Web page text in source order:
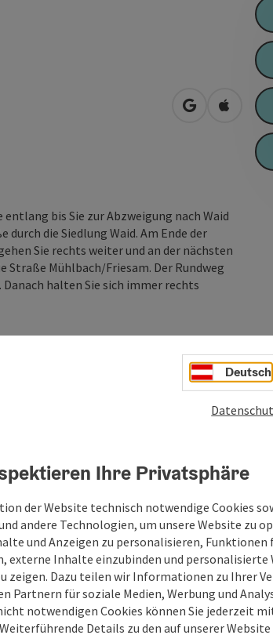
in Googlein Apple
bis Sie zur Abzweigung nach Waid
die Siedlung Waid. Am Ende der
Sie rechts weiter und an der nächsten
Straße Mühlbach/Friesam. Der Rundweg
halten Sie sich immer rechts
Deutsch
Ihre Privatsphäre
der Website technisch notwendige Cookies
andere Technologien, um unsere Website zu
und Anzeigen zu personalisieren, Funktionen
externe Inhalte einzubinden und personalisierte
zeigen. Dazu teilen wir Informationen zu Ihrer
Partnern für soziale Medien, Werbung und
notwendigen Cookies können Sie jederzeit
Details zu den auf unserer Website